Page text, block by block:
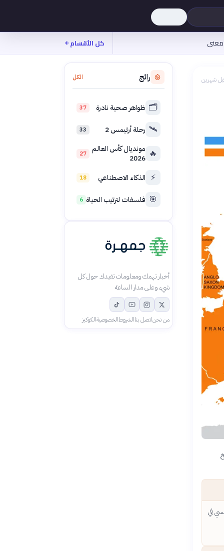
معنى كل الأقسام
شهرين
في
رائج الكل
🗂️ ظواهر صحية نادرة 37
🛰️ رحلة أرتيمس 2 33
🔥 مونديال كأس العالم
2026
27
⚡ الذكاء الاصطناعي 18
🎯 فلسفات لترتيب الحياة 6
أخبار تهمك ومعلومات تفيدك حول كل
شيء وعلى مدار الساعة
من نحناتصل بناالشروطالخصوصيةالكوكيز